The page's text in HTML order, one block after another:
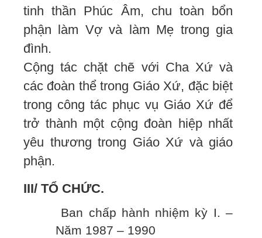
tinh thần Phúc Âm, chu toàn bổn
phận làm Vợ và làm Mẹ trong gia
đình.
Cộng tác chặt chẽ với Cha Xứ và
các đoàn thể trong Giáo Xứ, đặc biệt
trong công tác phục vụ Giáo Xứ để
trở thành một cộng đoàn hiệp nhất
yêu thương trong Giáo Xứ và giáo
phận.
III/ TỔ CHỨC.
Ban chấp hành nhiệm kỳ I. –
Năm 1987 – 1990